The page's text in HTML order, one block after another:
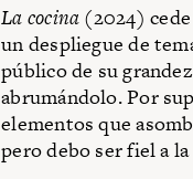
La cocina (2024)
un despliegue de
público de su
abrumándolo. Por
elementos que
pero debo ser fiel a la